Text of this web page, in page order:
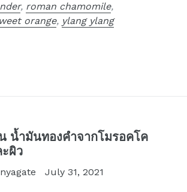
, roman chamomile,
orange, ylang ylang
น้ำมันทองคำจากโมรอคโค
ผิว
July 31, 2021